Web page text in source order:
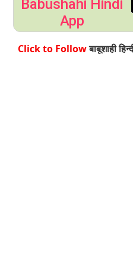
Babushahi Hindi
App
Click to Followबाबूशाही